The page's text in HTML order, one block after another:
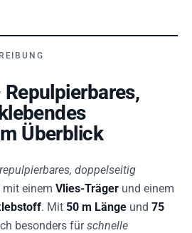
Überblick
repulpierbares, doppelseitig
mit einem Vlies-Träger und einem
. Mit 50 m Länge und 75
besonders fürschnelle